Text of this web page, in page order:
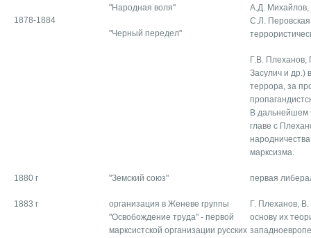
1878-1884
"Народная воля"
"Черный передел"
А.Д.
С.Л.
Г.В. Плеханов,
Засулич и др.)
террора, за
В дальнейшем
главе с
марксизма.
1880 г "Земский союз" первая
1883 г
организация в Женеве группы
"Освобождение труда" - первой
марксистской организации русских
Г. Плеханов,
основу их